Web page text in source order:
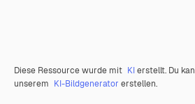
Diese Ressource wurde mit KIerstellt. Du
unserem KI-Bildgenerator erstellen.